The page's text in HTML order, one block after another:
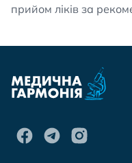
прийом ліків за